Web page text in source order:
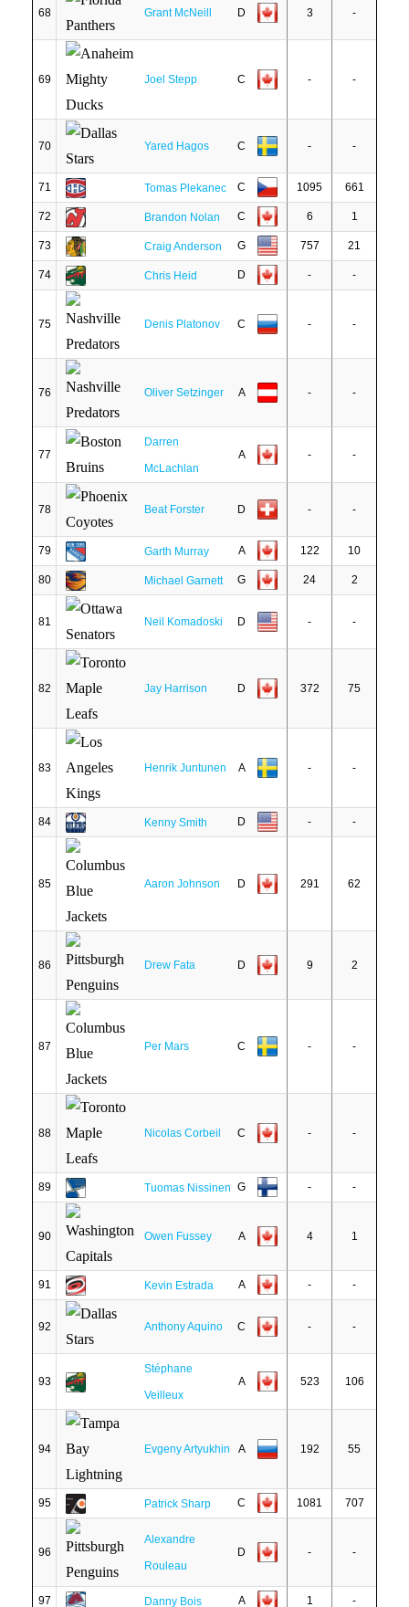
68 Grant McNeill D 3 -
69 Joel Stepp C - -
70 Yared Hagos C - -
71 Tomas Plekanec C 1095 661
72 Brandon Nolan C 6 1
73 Craig Anderson G 757 21
74 Chris Heid D - -
75 Denis Platonov C - -
76 Oliver Setzinger A - -
77
Darren
McLachlan
A - -
78 Beat Forster D - -
79 Garth Murray A 122 10
80 Michael Garnett G 24 2
81 Neil Komadoski D - -
82 Jay Harrison D 372 75
83 Henrik Juntunen A - -
84 Kenny Smith D - -
85 Aaron Johnson D 291 62
86 Drew Fata D 9 2
87 Per Mars C - -
88 Nicolas Corbeil C - -
89 Tuomas Nissinen G - -
90 Owen Fussey A 4 1
91 Kevin Estrada A - -
92 Anthony Aquino C - -
93
Stéphane
Veilleux
A 523 106
94 Evgeny Artyukhin A 192 55
95 Patrick Sharp C 1081 707
96
Alexandre
Rouleau
D - -
97 Danny Bois A 1 -